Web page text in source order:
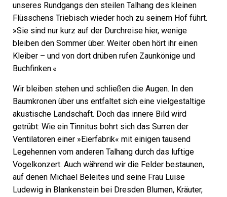
unseres Rundgangs den steilen Talhang des kleinen
Flüsschens Triebisch wieder hoch zu seinem Hof führt.
»Sie sind nur kurz auf der Durchreise hier, wenige
bleiben den Sommer über. Weiter oben hört ihr einen
Kleiber – und von dort drüben rufen Zaunkönige und
Buchfinken.«
Wir bleiben stehen und schließen die Augen. In den
Baumkronen über uns entfaltet sich eine vielgestaltige
akustische Landschaft. Doch das innere Bild wird
getrübt: Wie ein Tinnitus bohrt sich das Surren der
Ventilatoren einer »Eierfabrik« mit einigen tausend
Legehennen vom anderen Talhang durch das luftige
Vogelkonzert. Auch während wir die Felder bestaunen,
auf denen Michael Beleites und seine Frau Luise
Ludewig in Blankenstein bei Dresden Blumen, Kräuter,